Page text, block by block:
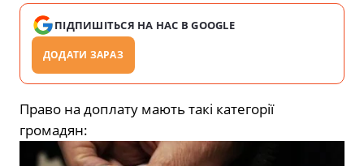
ПІДПИШІТЬСЯ НА НАС В GOOGLE
ДОДАТИ ЗАРАЗ
Право на доплату мають такі категорії
громадян: